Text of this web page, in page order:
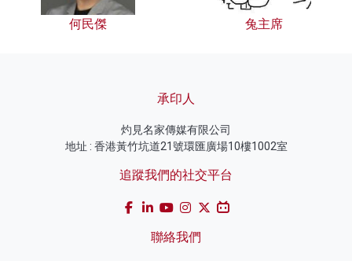
何民傑 兔主席
承印人
灼見名家傳媒有限公司
地址 : 香港黃竹坑道21號環匯廣場10樓1002室
追蹤我們的社交平台
聯絡我們